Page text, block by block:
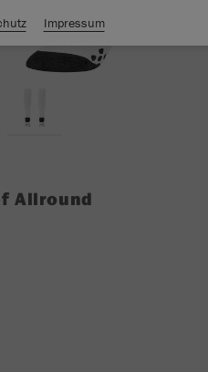
Allround
Impressum